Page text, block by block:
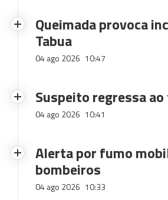
Queimada provoca
Tabua
04 ago 2026 10:47
Suspeito regressa
04 ago 2026 10:41
Alerta por fumo
bombeiros
04 ago 2026 10:33